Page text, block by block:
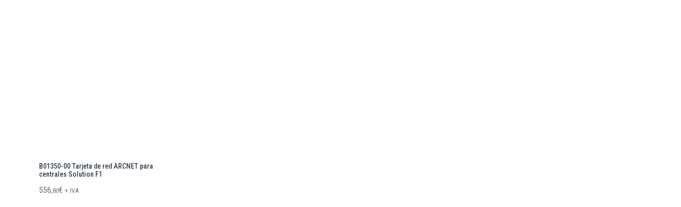
B01350-00 Tarjeta de red ARCNET para
centrales Solution F1
556,80€ + IVA